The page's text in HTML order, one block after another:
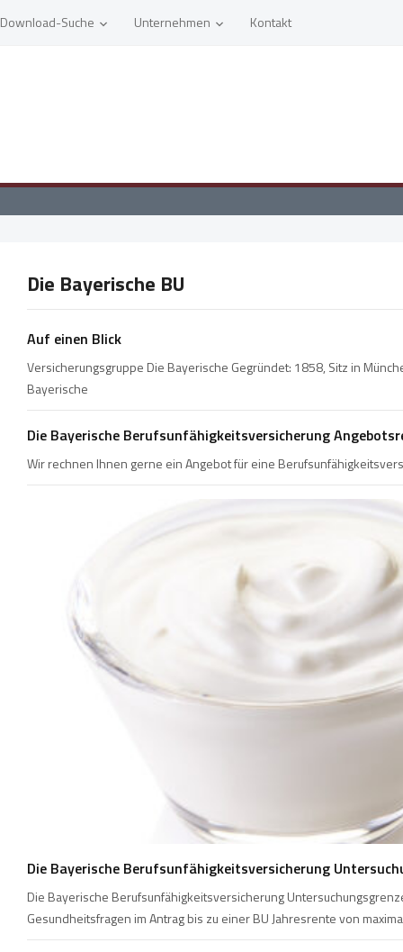
Download-Suche Unternehmen Kontakt
Die Bayerische BU
Auf einen Blick
Versicherungsgruppe Die Bayerische Gegründet: 1858, Sitz in
Bayerische
Die Bayerische Berufsunfähigkeitsversicherung
Wir rechnen Ihnen gerne ein Angebot für eine
Die Bayerische Berufsunfähigkeitsversicherung
Die Bayerische Berufsunfähigkeitsversicherung
Gesundheitsfragen im Antrag bis zu einer BU Jahresrente von